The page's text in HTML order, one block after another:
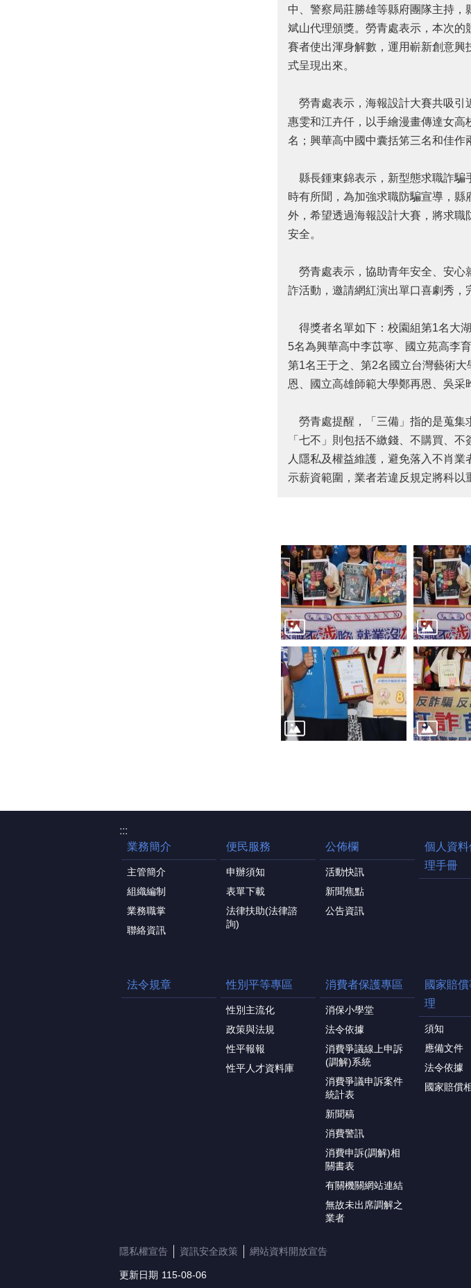
中、警察局莊勝雄等縣府團隊主持
斌山代理頒獎。勞青處表示，本次
賽者使出渾身解數，運用嶄新創意
式呈現出來。
勞青處表示，海報設計大賽共吸引
惠雯和江卉仟，以手繪漫畫傳達女
名；興華高中國中囊括笫三名和佳作
縣長鍾東錦表示，新型態求職詐騙
時有所聞，為加強求職防騙宣導，
外，希望透過海報設計大賽，將求
安全。
勞青處表示，協助青年安全、安心
詐活動，邀請網紅演出單口喜劇秀，
得獎者名單如下：校園組第1名大
5名為興華高中李苡寧、國立苑高李
第1名王于之、第2名國立台灣藝術
恩、國立高雄師範大學鄭再恩、吳采
勞青處提醒，「三備」指的是蒐集
「七不」則包括不繳錢、不購買、
人隱私及權益維護，避免落入不肖
示薪資範圍，業者若違反規定將科以
:::
業務簡介
主管簡介
組織編制
業務職掌
聯絡資訊
便民服務
申辦須知
表單下載
法律扶助(法律諮
詢)
公佈欄
活動快訊
新聞焦點
公告資訊
個人資
理手冊
法令規章 性別平等專區
性別主流化
政策與法規
性平報報
性平人才資料庫
消費者保護專區
消保小學堂
法令依據
消費爭議線上申訴
(調解)系統
消費爭議申訴案件
統計表
新聞稿
消費警訊
消費申訴(調解)相
關書表
有關機關網站連結
無故未出席調解之
業者
國家賠
理
須知
應備文件
法令依據
國家賠償
隱私權宣告 資訊安全政策 網站資料開放宣告
更新日期 115-08-06